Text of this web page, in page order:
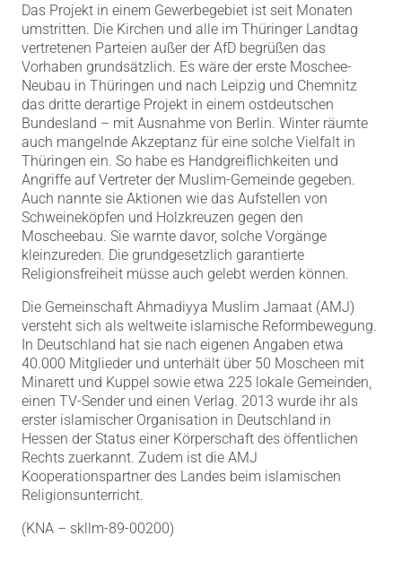
Das Projekt in einem Gewerbegebiet ist seit Monaten
umstritten. Die Kirchen und alle im Thüringer Landtag
vertretenen Parteien außer der AfD begrüßen das
Vorhaben grundsätzlich. Es wäre der erste Moschee-
Neubau in Thüringen und nach Leipzig und Chemnitz
das dritte derartige Projekt in einem ostdeutschen
Bundesland – mit Ausnahme von Berlin. Winter räumte
auch mangelnde Akzeptanz für eine solche Vielfalt in
Thüringen ein. So habe es Handgreiflichkeiten und
Angriffe auf Vertreter der Muslim-Gemeinde gegeben.
Auch nannte sie Aktionen wie das Aufstellen von
Schweineköpfen und Holzkreuzen gegen den
Moscheebau. Sie warnte davor, solche Vorgänge
kleinzureden. Die grundgesetzlich garantierte
Religionsfreiheit müsse auch gelebt werden können.
Die Gemeinschaft Ahmadiyya Muslim Jamaat (AMJ)
versteht sich als weltweite islamische Reformbewegung.
In Deutschland hat sie nach eigenen Angaben etwa
40.000 Mitglieder und unterhält über 50 Moscheen mit
Minarett und Kuppel sowie etwa 225 lokale Gemeinden,
einen TV-Sender und einen Verlag. 2013 wurde ihr als
erster islamischer Organisation in Deutschland in
Hessen der Status einer Körperschaft des öffentlichen
Rechts zuerkannt. Zudem ist die AMJ
Kooperationspartner des Landes beim islamischen
Religionsunterricht.
(KNA – skllm-89-00200)